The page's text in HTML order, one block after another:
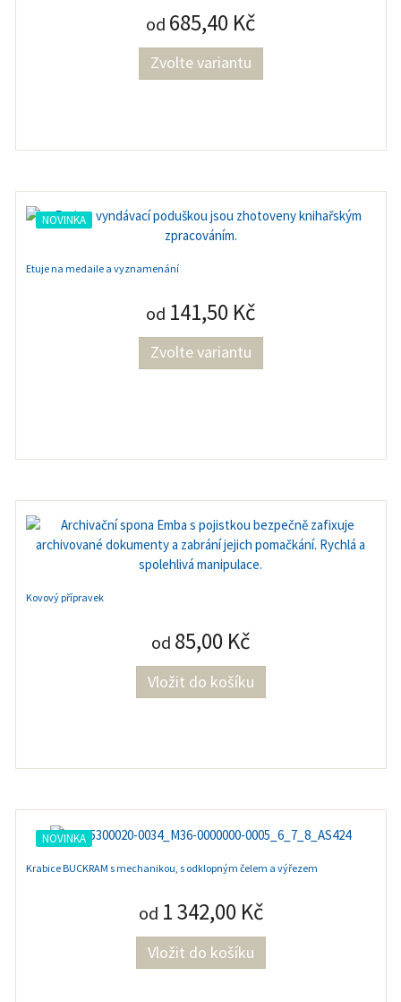
od 685,40 Kč
Zvolte variantu
NOVINKA
Etuje na medaile a vyznamenání
od 141,50 Kč
Zvolte variantu
Kovový přípravek
od 85,00 Kč
NOVINKA
Krabice BUCKRAM s mechanikou, s odklopným čelem a výřezem
od 1 342,00 Kč